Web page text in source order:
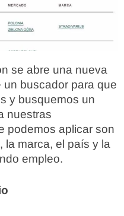
se abre una nueva
buscador para que
y busquemos un
nuestras
podemos aplicar son
la marca, el país y la
empleo.